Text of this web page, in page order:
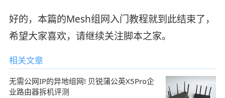
好的，本篇的Mesh组网入门教程就到此结束了，
希望大家喜欢，请继续关注脚本之家。
相关文章
无需公网IP的异地组网! 贝锐蒲公英X5Pro企
业路由器拆机评测